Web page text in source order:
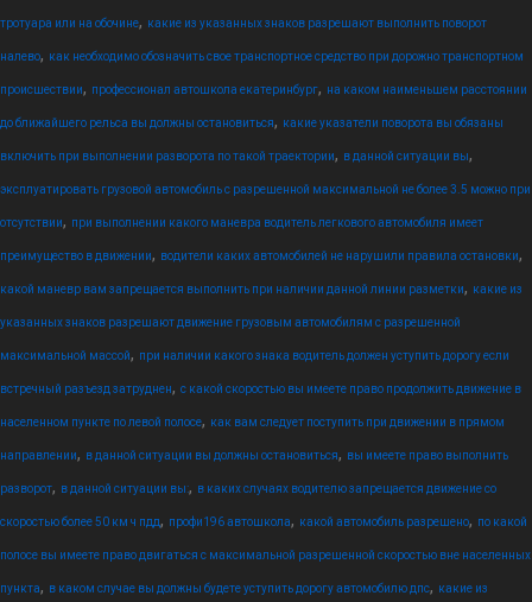
тротуара или на обочине, какие из указанных знаков разрешают выполнить поворот
налево, как необходимо обозначить свое транспортное средство при дорожно транспортном
происшествии, профессионал автошкола екатеринбург, на каком наименьшем расстоянии
до ближайшего рельса вы должны остановиться, какие указатели поворота вы обязаны
включить при выполнении разворота по такой траектории, в данной ситуации вы,
эксплуатировать грузовой автомобиль с разрешенной максимальной не более 3.5 можно при
отсутствии, при выполнении какого маневра водитель легкового автомобиля имеет
преимущество в движении, водители каких автомобилей не нарушили правила остановки,
какой маневр вам запрещается выполнить при наличии данной линии разметки, какие из
указанных знаков разрешают движение грузовым автомобилям с разрешенной
максимальной массой, при наличии какого знака водитель должен уступить дорогу если
встречный разъезд затруднен, с какой скоростью вы имеете право продолжить движение в
населенном пункте по левой полосе, как вам следует поступить при движении в прямом
направлении, в данной ситуации вы должны остановиться, вы имеете право выполнить
разворот, в данной ситуации вы:, в каких случаях водителю запрещается движение со
скоростью более 50 км ч пдд, профи196 автошкола, какой автомобиль разрешено, по какой
полосе вы имеете право двигаться с максимальной разрешенной скоростью вне населенных
пункта, в каком случае вы должны будете уступить дорогу автомобилю дпс, какие из